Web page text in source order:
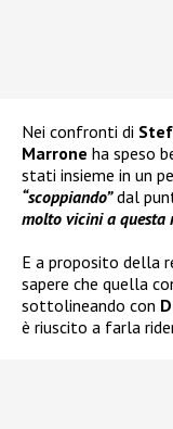
Nei confronti di
Marrone ha speso
stati insieme in un
“scoppiando”dal
molto vicini a questa
E a proposito della
sapere che quella
sottolineando con
è riuscito a farla